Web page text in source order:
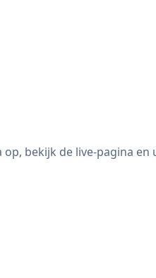
bekijk de live-pagina